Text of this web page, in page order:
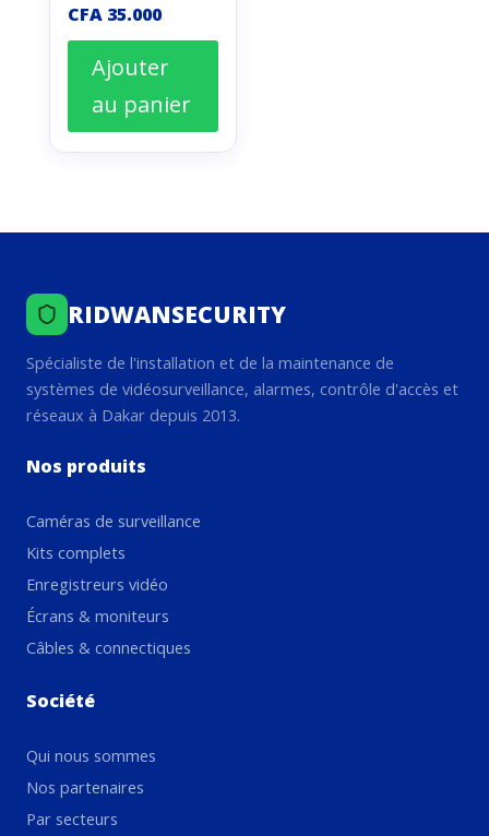
CFA35.000
Ajouter
au panier
RIDWANSECURITY
Spécialiste de l'installation et de la maintenance de
systèmes de vidéosurveillance, alarmes, contrôle d'accès et
réseaux à Dakar depuis 2013.
Nos produits
Caméras de surveillance
Kits complets
Enregistreurs vidéo
Écrans & moniteurs
Câbles & connectiques
Société
Qui nous sommes
Nos partenaires
Par secteurs